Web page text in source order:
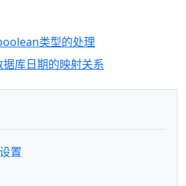
类型的处理
据库日期的映射关系
置